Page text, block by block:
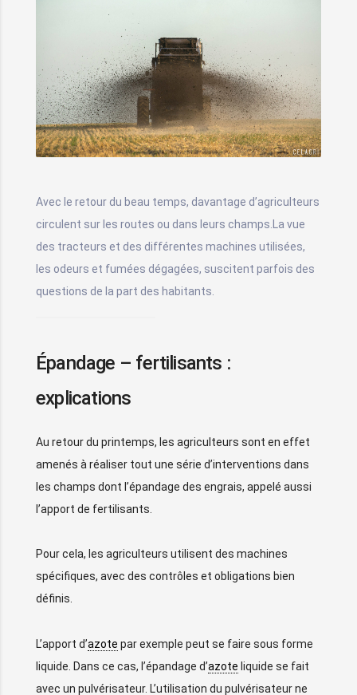
Avec le retour du beau temps, davantage d’agriculteurs
circulent sur les routes ou dans leurs champs.La vue
des tracteurs et des différentes machines utilisées,
les odeurs et fumées dégagées, suscitent parfois des
questions de la part des habitants.
Épandage – fertilisants :
explications
Au retour du printemps, les agriculteurs sont en effet
amenés à réaliser tout une série d’interventions dans
les champs dont l’épandage des engrais, appelé aussi
l’apport de fertilisants.
Pour cela, les agriculteurs utilisent des machines
spécifiques, avec des contrôles et obligations bien
définis.
L’apport d’azote par exemple peut se faire sous forme
liquide. Dans ce cas, l’épandage d’azote liquide se fait
avec un pulvérisateur. L’utilisation du pulvérisateur ne